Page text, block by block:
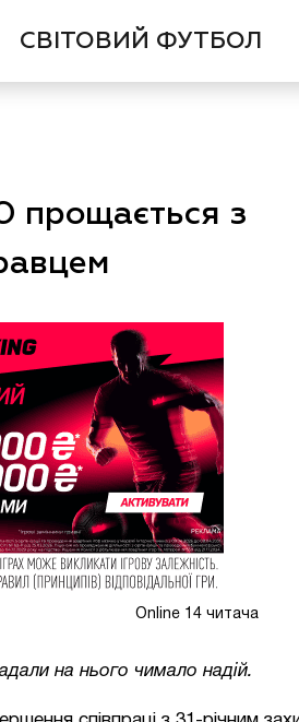
СВІТОВИЙ ФУТБОЛ
прощається з
Online 14 читача
на нього чимало надій.